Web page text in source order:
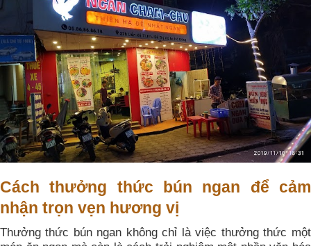
Cách thưởng thức bún ngan để cảm
nhận trọn vẹn hương vị
Thưởng thức bún ngan không chỉ là việc thưởng thức một